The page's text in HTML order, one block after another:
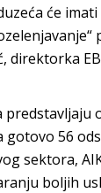
će
direktorka
predstavljaju
gotovo 56
sektora,
boljih